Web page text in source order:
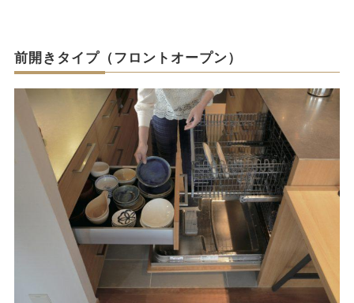
前開きタイプ（フロントオープン）